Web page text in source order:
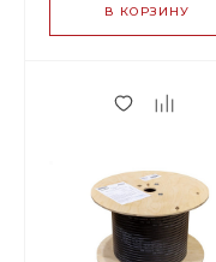
В КОРЗИНУ